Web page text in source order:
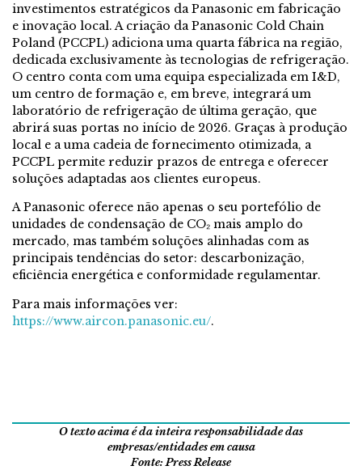
investimentos estratégicos da Panasonic em fabricação
e inovação local. A criação da Panasonic Cold Chain
Poland (PCCPL) adiciona uma quarta fábrica na região,
dedicada exclusivamente às tecnologias de refrigeração.
O centro conta com uma equipa especializada em I&D,
um centro de formação e, em breve, integrará um
laboratório de refrigeração de última geração, que
abrirá suas portas no início de 2026. Graças à produção
local e a uma cadeia de fornecimento otimizada, a
PCCPL permite reduzir prazos de entrega e oferecer
soluções adaptadas aos clientes europeus.
A Panasonic oferece não apenas o seu portefólio de
unidades de condensação de CO₂ mais amplo do
mercado, mas também soluções alinhadas com as
principais tendências do setor: descarbonização,
eficiência energética e conformidade regulamentar.
Para mais informações ver:
https://www.aircon.panasonic.eu/.
O texto acima é da inteira responsabilidade das
empresas/entidades em causa
Fonte: Press Release